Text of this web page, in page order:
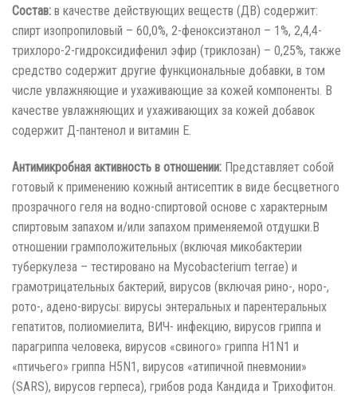
Состав: в качестве действующих веществ (ДВ) содержит:
спирт изопропиловый – 60,0%, 2-феноксиэтанол – 1%, 2,4,4-
трихлоро-2-гидроксидифенил эфир (триклозан) – 0,25%, также
средство содержит другие функциональные добавки, в том
числе увлажняющие и ухаживающие за кожей компоненты. В
качестве увлажняющих и ухаживающих за кожей добавок
содержит Д-пантенол и витамин Е.
Антимикробная активность в отношении: Представляет собой
готовый к применению кожный антисептик в виде бесцветного
прозрачного геля на водно-спиртовой основе с характерным
спиртовым запахом и/или запахом применяемой отдушки.В
отношении грамположительных (включая микобактерии
туберкулеза – тестировано на Mycobacterium terrae) и
грамотрицательных бактерий, вирусов (включая рино-, норо-,
рото-, адено-вирусы: вирусы энтеральных и парентеральных
гепатитов, полиомиелита, ВИЧ- инфекцию, вирусов гриппа и
парагриппа человека, вирусов «свиного» гриппа H1N1 и
«птичьего» гриппа H5N1, вирусов «атипичной пневмонии»
(SARS), вирусов герпеса), грибов рода Кандида и Трихофитон.